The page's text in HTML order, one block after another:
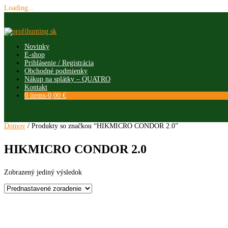
Loading...
content
Novinky
E-shop
Prihlásenie / Registrácia
Obchodné podmienky
Nákup na splátky – QUATRO
Kontakt
0 items-0,00 €
Domov / Produkty so značkou “HIKMICRO CONDOR 2.0”
HIKMICRO CONDOR 2.0
Zobrazený jediný výsledok